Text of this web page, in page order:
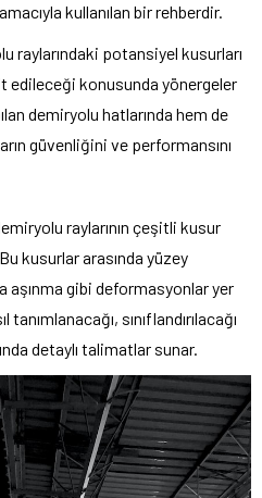
kullanılan bir rehberdir.
raylarındaki potansiyel kusurları
edileceği konusunda yönergeler
demiryolu hatlarında hem de
güvenliğini ve performansını
raylarının çeşitli kusur
kusurlar arasında yüzey
aşınma gibi deformasyonlar yer
sınıflandırılacağı
detaylı talimatlar sunar.